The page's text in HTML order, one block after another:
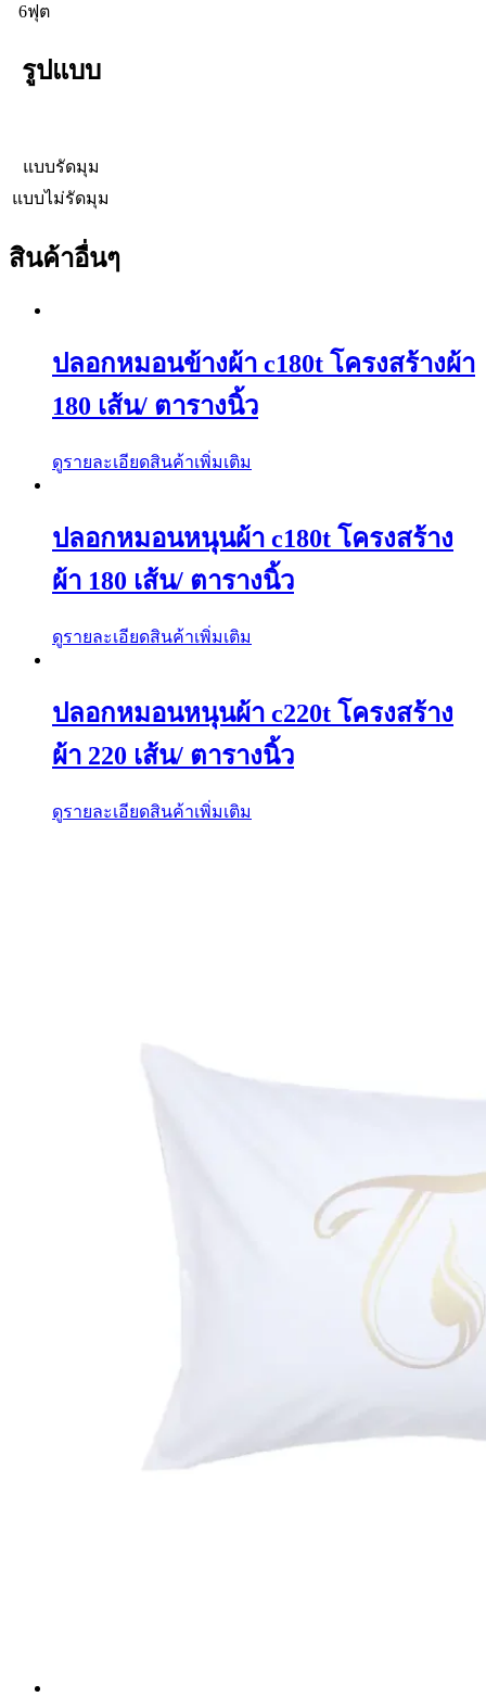
6ฟุต
รูปแบบ
แบบรัดมุม
แบบไม่รัดมุม
สินค้าอื่นๆ
ปลอกหมอนข้างผ้า c180t โครงสร้างผ้า
180 เส้น/ ตารางนิ้ว
ดูรายละเอียดสินค้าเพิ่มเติม
ปลอกหมอนหนุนผ้า c180t โครงสร้าง
ผ้า 180 เส้น/ ตารางนิ้ว
ดูรายละเอียดสินค้าเพิ่มเติม
ปลอกหมอนหนุนผ้า c220t โครงสร้าง
ผ้า 220 เส้น/ ตารางนิ้ว
ดูรายละเอียดสินค้าเพิ่มเติม